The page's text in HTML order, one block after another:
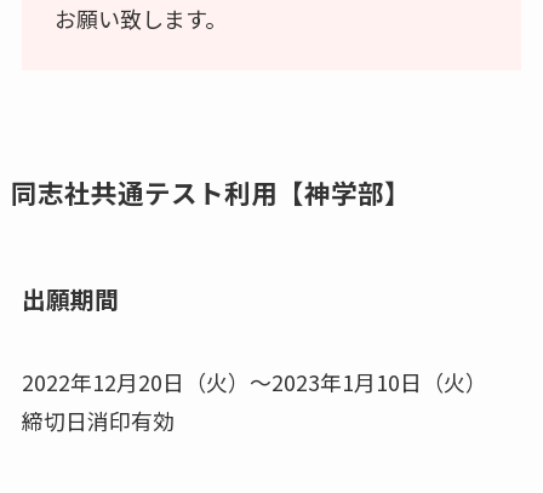
お願い致します。
同志社共通テスト利用【神学部】
出願期間
2022年12月20日（火）〜2023年1月10日（火）
締切日消印有効